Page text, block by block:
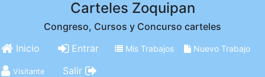
Carteles Zoquipan
Congreso, Cursos y Concurso carteles
Inicio
Entrar Mis Trabajos Nuevo Trabajo
Visitante Salir